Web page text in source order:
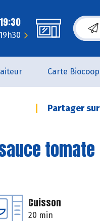
Carte Biocoop
Partager sur
tomate
Cuisson
20 min